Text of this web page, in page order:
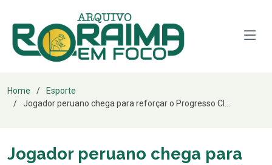
Home
Esporte
Jogador peruano chega para reforçar o Progresso Cl...
Jogador peruano chega para